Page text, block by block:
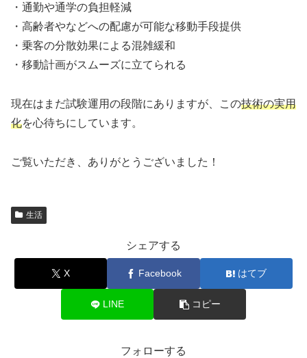
・通勤や通学の負担軽減
・高齢者やなどへの配慮が可能な移動手段提供
・乗客の分散効果による混雑緩和
・移動計画がスムーズに立てられる
現在はまだ試験運用の段階にありますが、この技術の実用
化を心待ちにしています。
ご覧いただき、ありがとうございました！
生活
シェアする
X Facebook はてブ
LINE コピー
フォローする